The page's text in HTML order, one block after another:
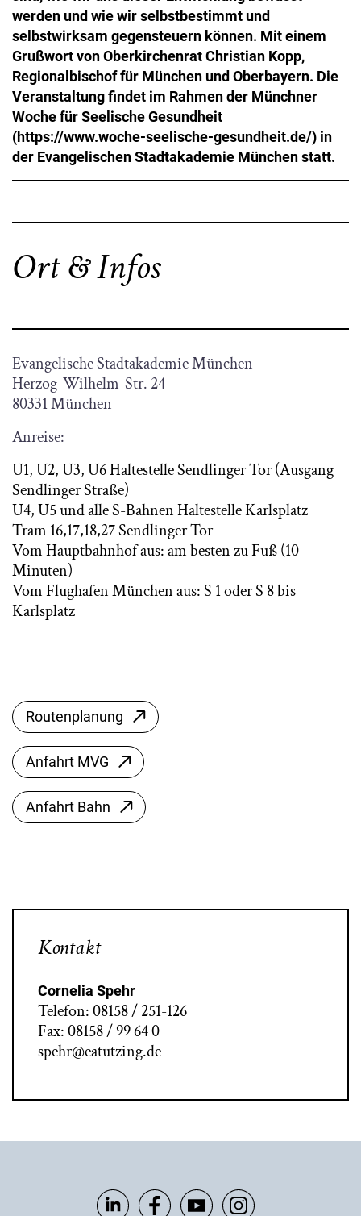
werden und wie wir selbstbestimmt und
selbstwirksam gegensteuern können. Mit einem
Grußwort von Oberkirchenrat Christian Kopp,
Regionalbischof für München und Oberbayern. Die
Veranstaltung findet im Rahmen der Münchner
Woche für Seelische Gesundheit
(https://www.woche-seelische-gesundheit.de/) in
der Evangelischen Stadtakademie München statt.
Ort & Infos
Evangelische Stadtakademie München
Herzog-Wilhelm-Str. 24
80331 München
Anreise:
U1, U2, U3, U6 Haltestelle Sendlinger Tor (Ausgang
Sendlinger Straße)
U4, U5 und alle S-Bahnen Haltestelle Karlsplatz
Tram 16,17,18,27 Sendlinger Tor
Vom Hauptbahnhof aus: am besten zu Fuß (10
Minuten)
Vom Flughafen München aus: S 1 oder S 8 bis
Karlsplatz
Routenplanung
Anfahrt MVG
Anfahrt Bahn
Kontakt
Cornelia Spehr
Telefon: 08158 / 251-126
Fax: 08158 / 99 64 0
spehr@eatutzing.de